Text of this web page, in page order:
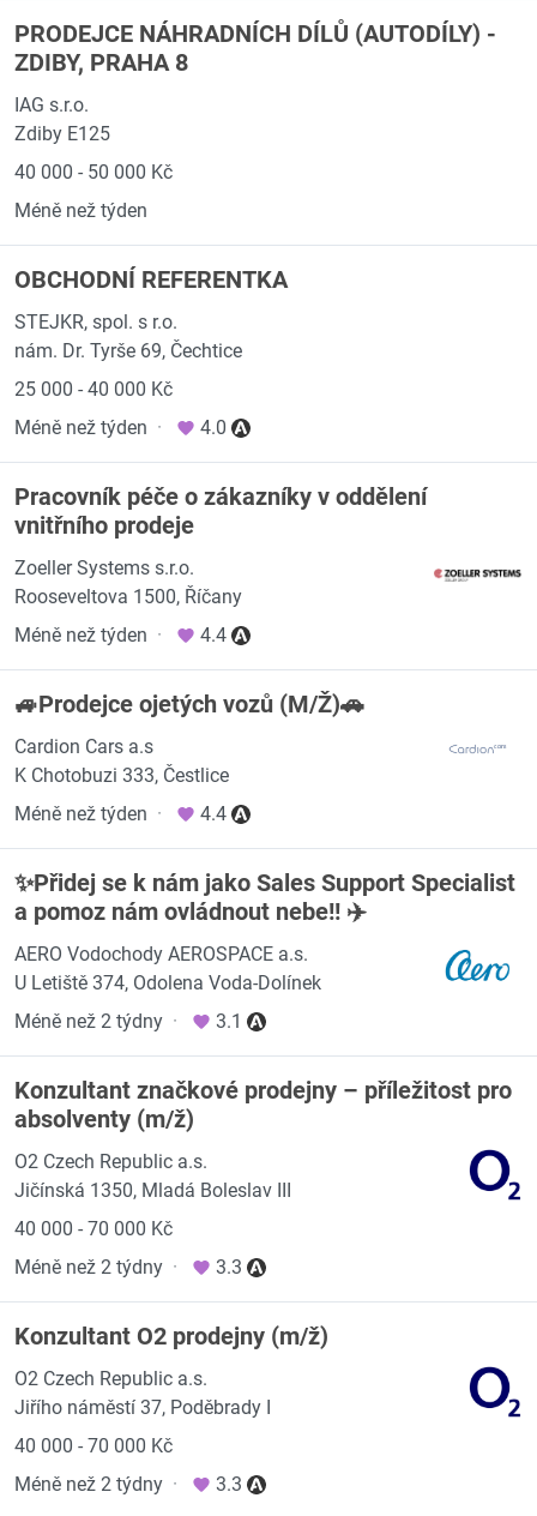
PRODEJCE NÁHRADNÍCH DÍLŮ (AUTODÍLY) -
ZDIBY, PRAHA 8
IAG s.r.o.
Zdiby E125
40 000 - 50 000 Kč
Méně než týden
OBCHODNÍ REFERENTKA
STEJKR, spol. s r.o.
nám. Dr. Tyrše 69, Čechtice
25 000 - 40 000 Kč
Méně než týden · 4.0
Pracovník péče o zákazníky v oddělení
vnitřního prodeje
Zoeller Systems s.r.o.
Rooseveltova 1500, Říčany
Méně než týden · 4.4
🚙Prodejce ojetých vozů (M/Ž)🚗
Cardion Cars a.s
K Chotobuzi 333, Čestlice
Méně než týden · 4.4
✨Přidej se k nám jako Sales Support Specialist
a pomoz nám ovládnout nebe!! ✈️
AERO Vodochody AEROSPACE a.s.
U Letiště 374, Odolena Voda-Dolínek
Méně než 2 týdny · 3.1
Konzultant značkové prodejny – příležitost pro
absolventy (m/ž)
O2 Czech Republic a.s.
Jičínská 1350, Mladá Boleslav III
40 000 - 70 000 Kč
Méně než 2 týdny · 3.3
Konzultant O2 prodejny (m/ž)
O2 Czech Republic a.s.
Jiřího náměstí 37, Poděbrady I
40 000 - 70 000 Kč
Méně než 2 týdny · 3.3